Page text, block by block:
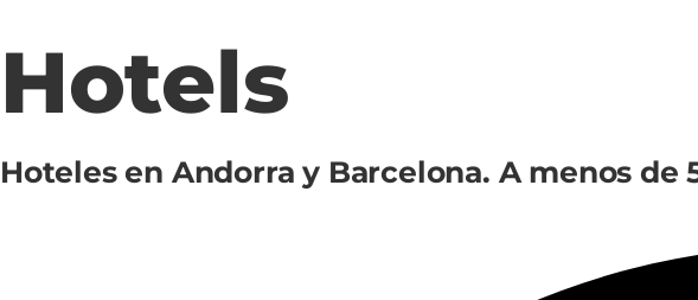
Hotels
Hoteles en Andorra y Barcelona. A menos